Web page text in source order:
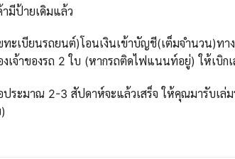
มีป้ายเดิมแล้ว
ทะเบียนรถยนต์)โอนเงินเข้าบัญชี(เต็มจำนวน)ท
เจ้าของรถ 2 ใบ (หากรถติดไฟแนนท์อยู่) ให้เบิก
ประมาณ 2-3 สัปดาห์จะแล้วเสร็จ ให้คุณมารับเ